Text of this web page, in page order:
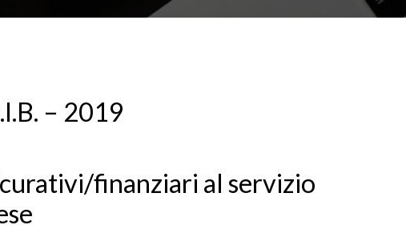
– 2019
finanziari al servizio